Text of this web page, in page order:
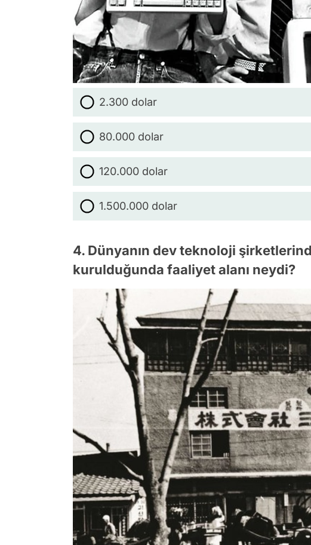
2.300 dolar
80.000 dolar
120.000 dolar
1.500.000 dolar
4. Dünyanın dev teknoloji
kurulduğunda faaliyet alanı neydi?